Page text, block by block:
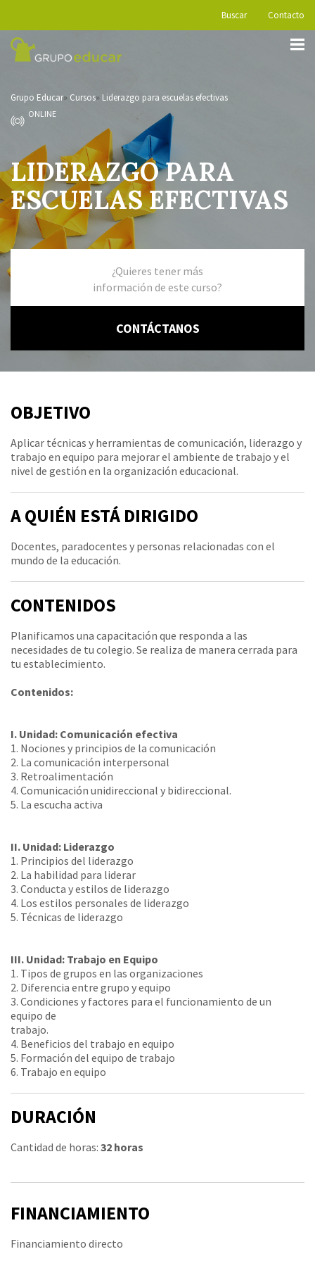
Buscar Contacto
Grupo Educar Cursos Liderazgo para escuelas efectivas
ONLINE
LIDERAZGO PARA
ESCUELAS EFECTIVAS
¿Quieres tener más
información de este curso?
CONTÁCTANOS
OBJETIVO
Aplicar técnicas y herramientas de comunicación, liderazgo y
trabajo en equipo para mejorar el ambiente de trabajo y el
nivel de gestión en la organización educacional.
A QUIÉN ESTÁ DIRIGIDO
Docentes, paradocentes y personas relacionadas con el
mundo de la educación.
CONTENIDOS
Planificamos una capacitación que responda a las
necesidades de tu colegio. Se realiza de manera cerrada para
tu establecimiento.
Contenidos:
I. Unidad: Comunicación efectiva
1. Nociones y principios de la comunicación
2. La comunicación interpersonal
3. Retroalimentación
4. Comunicación unidireccional y bidireccional.
5. La escucha activa
II. Unidad: Liderazgo
1. Principios del liderazgo
2. La habilidad para liderar
3. Conducta y estilos de liderazgo
4. Los estilos personales de liderazgo
5. Técnicas de liderazgo
III. Unidad: Trabajo en Equipo
1. Tipos de grupos en las organizaciones
2. Diferencia entre grupo y equipo
3. Condiciones y factores para el funcionamiento de un
equipo de
trabajo.
4. Beneficios del trabajo en equipo
5. Formación del equipo de trabajo
6. Trabajo en equipo
DURACIÓN
Cantidad de horas: 32 horas
FINANCIAMIENTO
Financiamiento directo